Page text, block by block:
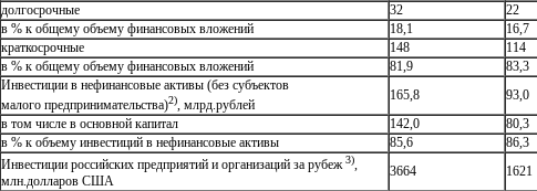
долгосрочные
32
22
в % к общему объему финансовых вложений
18,1
16,7
краткосрочные
148
114
в % к общему объему финансовых вложений
81,9
83,3
Инвестиции в нефинансовые активы (без субъектов
малого предпринимательства)2), млрд.рублей
165,8
93,0
в том числе в основной капитал
142,0
80,3
в % к объему инвестиций в нефинансовые активы
85,6
86,3
Инвестиции российских предприятий и организаций за рубеж3),
млн.долларов США
3664
1621